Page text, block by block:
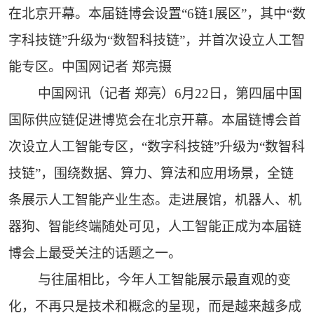
在北京开幕。本届链博会设置“6链1展区”，其中“数
字科技链”升级为“数智科技链”，并首次设立人工智
能专区。中国网记者 郑亮摄
中国网讯（记者 郑亮）6月22日，第四届中国
国际供应链促进博览会在北京开幕。本届链博会首
次设立人工智能专区，“数字科技链”升级为“数智科
技链”，围绕数据、算力、算法和应用场景，全链
条展示人工智能产业生态。走进展馆，机器人、机
器狗、智能终端随处可见，人工智能正成为本届链
博会上最受关注的话题之一。
与往届相比，今年人工智能展示最直观的变
化，不再只是技术和概念的呈现，而是越来越多成